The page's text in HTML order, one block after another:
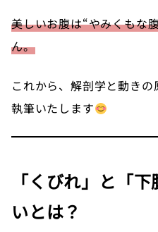
美しいお腹は“やみくもな
ん。
これから、解剖学と動き
執筆いたします
「くびれ」と「
いとは？